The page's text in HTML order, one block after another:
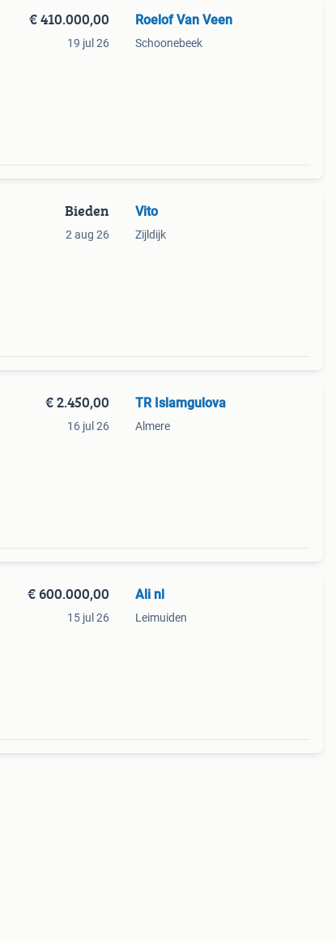
€ 410.000,00
19 jul 26
Roelof Van Veen
Schoonebeek
Bieden
2 aug 26
Vito
Zijldijk
€ 2.450,00
16 jul 26
TR Islamgulova
Almere
€ 600.000,00
15 jul 26
Ali nl
Leimuiden